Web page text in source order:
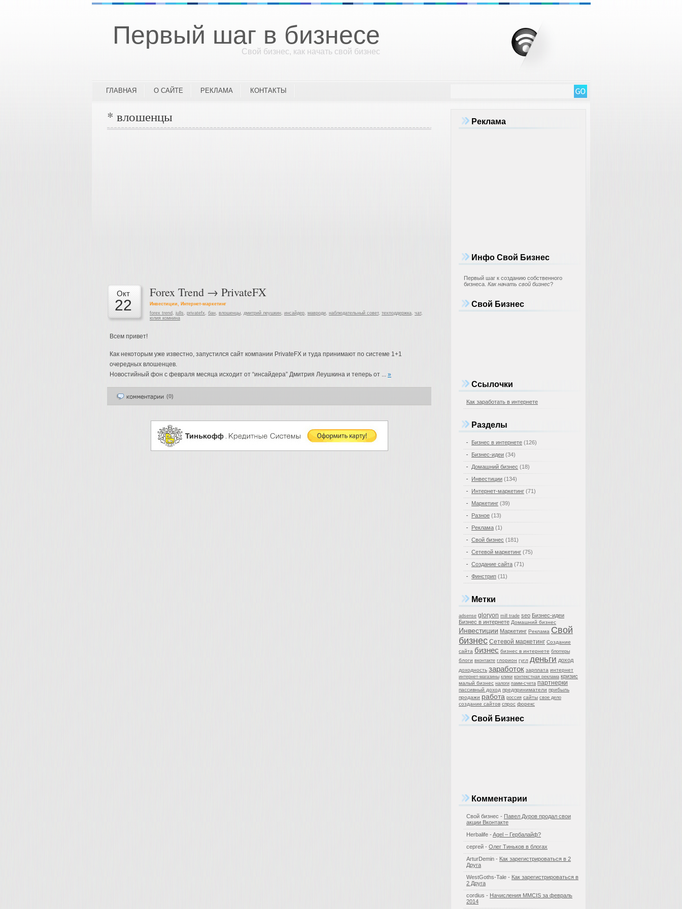
Первый шаг в бизнесе
Свой бизнес, как начать свой бизнес
ГЛАВНАЯ О САЙТЕ РЕКЛАМА КОНТАКТЫ
* влошенцы
Окт
22
Forex Trend → PrivateFX
Инвестиции, Интернет-маркетинг
forex trend , julls , privatefx , бан, влошенцы, дмитрий леушкин, инсайдер, мавроди, наблюдательный совет, техподдержка, чат,
юлия комнина
Всем привет!
Как некоторым уже известно, запустился сайт компании PrivateFX и туда принимают по системе 1+1
очередных влошенцев.
Новостийный фон с февраля месяца исходит от “инсайдера” Дмитрия Леушкина и теперь от ... »
(0)
Реклама
Инфо Свой Бизнес
Первый шаг к созданию собственного
бизнеса. Как начать свой бизнес?
Свой Бизнес
Ссылочки
Как заработать в интернете
Разделы
Бизнес в интернете (126)
Бизнес-идеи (34)
Домашний бизнес (18)
Инвестиции (134)
Интернет-маркетинг (71)
Маркетинг (39)
Разное (13)
Реклама (1)
Свой бизнес (181)
Сетевой маркетинг (75)
Создание сайта (71)
Финстрип (11)
Метки
adsense gloryon mill trade seo Бизнес-идеи
Бизнес в интернете Домашний бизнес
Инвестиции Маркетинг Реклама Свой
бизнес Сетевой маркетинг Создание
сайта бизнес бизнес в интернете блоггеры
блоги вконтакте глорион гугл деньги доход
доходность заработок зарплата интернет
интернет-магазины клики контекстная реклама кризис
малый бизнес налоги памм-счета партнерки
пассивный доход предприниматели прибыль
продажи работа россия сайты свое дело
создание сайтов спрос форекс
Свой Бизнес
Комментарии
Свой бизнес - Павел Дуров продал свои
акции Вконтакте
Herbalife - Agel – Гербалайф?
сергей - Олег Тиньков в блогах
ArturDemin - Как зарегистрироваться в 2
Друга
WestGoths-Tale - Как зарегистрироваться в
2 Друга
cordius - Начисления MMCIS за февраль
2014